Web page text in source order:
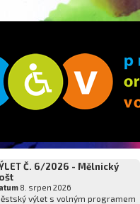
Č. 6/2026 - Mělnický
8. srpen 2026
výlet s volným programem